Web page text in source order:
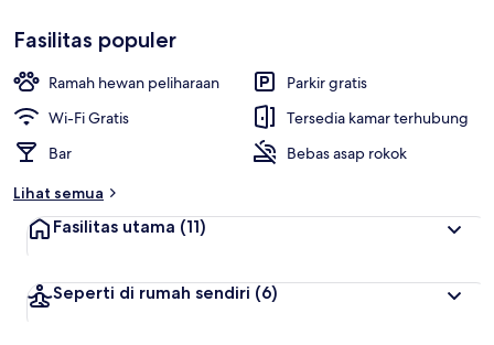
Fasilitas populer
Ramah hewan peliharaan
Parkir gratis
Wi-Fi Gratis
Tersedia kamar terhubung
Bar
Bebas asap rokok
Lihat semua
Fasilitas utama (11)
Seperti di rumah sendiri (6)